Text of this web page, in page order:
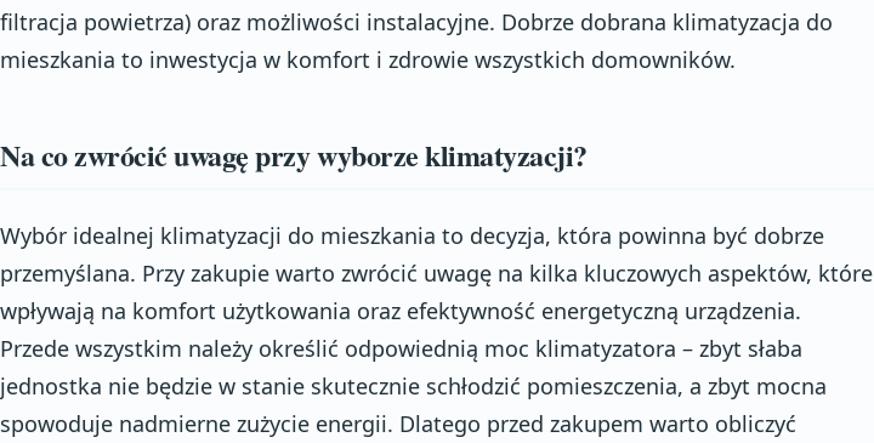
filtracja powietrza) oraz możliwości instalacyjne. Dobrze dobrana klimatyzacja do
mieszkania to inwestycja w komfort i zdrowie wszystkich domowników.
Na co zwrócić uwagę przy wyborze klimatyzacji?
Wybór idealnej klimatyzacji do mieszkania to decyzja, która powinna być dobrze
przemyślana. Przy zakupie warto zwrócić uwagę na kilka kluczowych aspektów, które
wpływają na komfort użytkowania oraz efektywność energetyczną urządzenia.
Przede wszystkim należy określić odpowiednią moc klimatyzatora – zbyt słaba
jednostka nie będzie w stanie skutecznie schłodzić pomieszczenia, a zbyt mocna
spowoduje nadmierne zużycie energii. Dlatego przed zakupem warto obliczyć